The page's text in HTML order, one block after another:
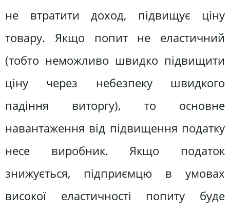
не втратити доход, підвищує ціну
товару. Якщо попит не еластичний
(тобто неможливо швидко підвищити
ціну через небезпеку швидкого
падіння виторгу), то основне
навантаження від підвищення податку
несе виробник. Якщо податок
знижується, підприємцю в умовах
високої еластичності попиту буде